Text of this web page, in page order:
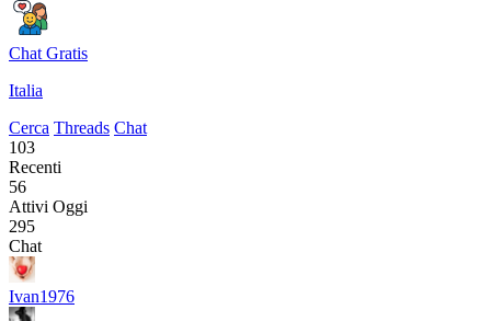
Chat Gratis
Italia
Cerca Threads Chat
103
Recenti
56
Attivi Oggi
295
Chat
Ivan1976